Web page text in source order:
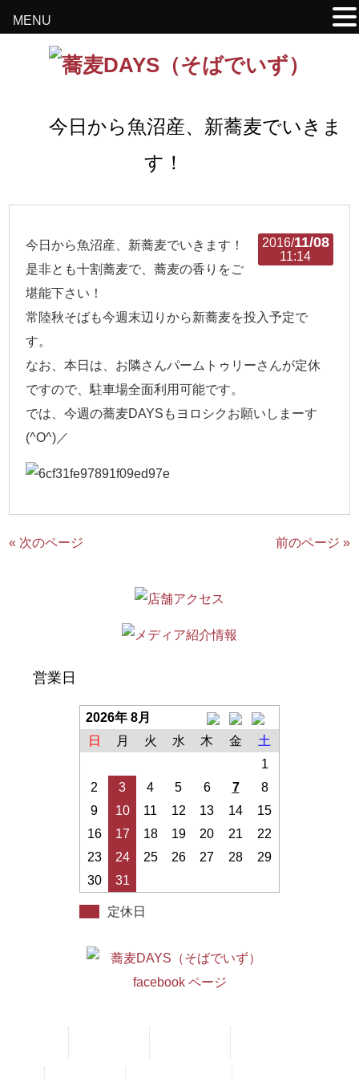
今日から魚沼産、新蕎麦でいきま
す！
2016/11/08
11:14
今日から魚沼産、新蕎麦でいきます！
是非とも十割蕎麦で、蕎麦の香りをご
堪能下さい！
常陸秋そばも今週末辺りから新蕎麦を投入予定で
す。
なお、本日は、お隣さんパームトゥリーさんが定休
ですので、駐車場全面利用可能です。
では、今週の蕎麦DAYSもヨロシクお願いしまーす
(^O^)／
« 次のページ 前のページ »
営業日
2026年 8月
日
月 火 水 木 金
土
1
2
3 4 5 6 7
8
9
10 11 12 13 14
15
16
17 18 19 20 21
22
23
24 25 26 27 28
29
30
31
定休日
MENU